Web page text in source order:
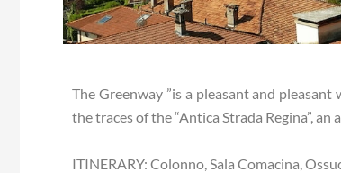
The Greenway ”is a pleasant and
the traces of the “Antica Strada Regina”,
ITINERARY: Colonno, Sala Comacina,